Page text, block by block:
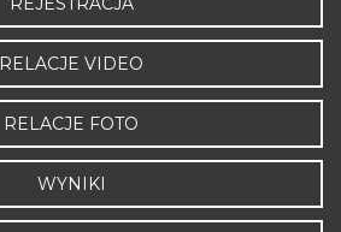
RELACJE VIDEO
RELACJE FOTO
WYNIKI